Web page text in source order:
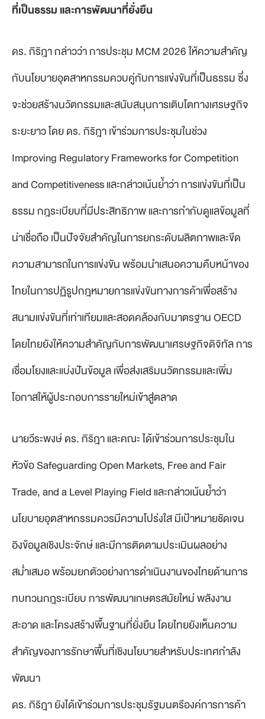
ที่เป็นธรรม และการพัฒนาที่ยั่งยืน
ดร. กิริฎา กล่าวว่า การประชุม MCM 2026 ให้ความสำคัญ
กับนโยบายอุตสาหกรรมควบคู่กับการแข่งขันที่เป็นธรรม ซึ่ง
จะช่วยสร้างนวัตกรรมและสนับสนุนการเติบโตทางเศรษฐกิจ
ระยะยาว โดย ดร. กิริฎา เข้าร่วมการประชุมในช่วง
Improving Regulatory Frameworks for Competition
and Competitiveness และกล่าวเน้นย้ำว่า การแข่งขันที่เป็น
ธรรม กฎระเบียบที่มีประสิทธิภาพ และการกำกับดูแลข้อมูลที่
น่าเชื่อถือ เป็นปัจจัยสำคัญในการยกระดับผลิตภาพและขีด
ความสามารถในการแข่งขัน พร้อมนำเสนอความคืบหน้าของ
ไทยในการปฏิรูปกฎหมายการแข่งขันทางการค้าเพื่อสร้าง
สนามแข่งขันที่เท่าเทียมและสอดคล้องกับมาตรฐาน OECD
โดยไทยยังให้ความสำคัญกับการพัฒนาเศรษฐกิจดิจิทัล การ
เชื่อมโยงและแบ่งปันข้อมูล เพื่อส่งเสริมนวัตกรรมและเพิ่ม
โอกาสให้ผู้ประกอบการรายใหม่เข้าสู่ตลาด
นายวีระพงษ์ ดร. กิริฎา และคณะ ได้เข้าร่วมการประชุมใน
หัวข้อ Safeguarding Open Markets, Free and Fair
Trade, and a Level Playing Field และกล่าวเน้นย้ำว่า
นโยบายอุตสาหกรรมควรมีความโปร่งใส มีเป้าหมายชัดเจน
อิงข้อมูลเชิงประจักษ์ และมีการติดตามประเมินผลอย่าง
สม่ำเสมอ พร้อมยกตัวอย่างการดำเนินงานของไทยด้านการ
ทบทวนกฎระเบียบ การพัฒนาเกษตรสมัยใหม่ พลังงาน
สะอาด และโครงสร้างพื้นฐานที่ยั่งยืน โดยไทยยังเห็นความ
สำคัญของการรักษาพื้นที่เชิงนโยบายสำหรับประเทศกำลัง
พัฒนา
ดร. กิริฎา ยังได้เข้าร่วมการประชุมรัฐมนตรีองค์การการค้า